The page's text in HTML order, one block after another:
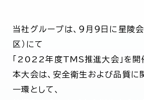
当社グループは、９月９日に星陵
区）にて
「2022年度TMS推進大会」を開
本大会は、安全衛生および品質に
一環として、